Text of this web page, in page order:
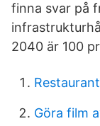
finna svar på
2040 är 100
Göra film